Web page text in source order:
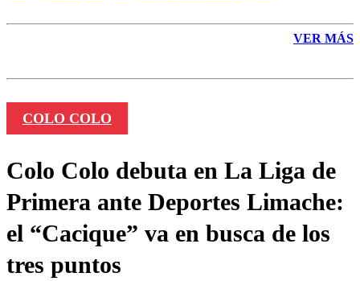
VER MÁS
COLO COLO
Colo Colo debuta en La Liga de
Primera ante Deportes Limache:
el “Cacique” va en busca de los
tres puntos